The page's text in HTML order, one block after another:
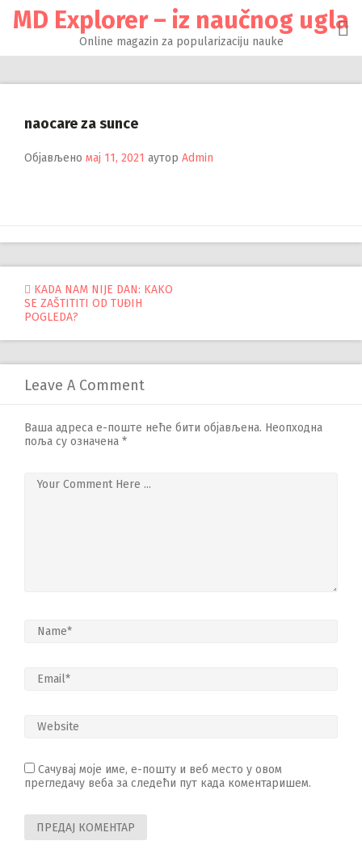
MD Explorer – iz naučnog ugla
Online magazin za popularizaciju nauke
naocare za sunce
Објављено мај 11, 2021 аутор Admin
Управљање
објавама
KADA NAM NIJE DAN: KAKO
SE ZAŠTITITI OD TUĐIH
POGLEDA?
Leave A Comment
Ваша адреса е-поште неће бити објављена. Неопходна
поља су означена *
Сачувај моје име, е-пошту и веб место у овом
прегледачу веба за следећи пут када коментаришем.